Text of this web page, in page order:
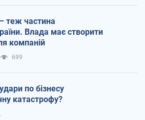
теж частина
Влада має створити
компаній
699
по бізнесу
катастрофу?